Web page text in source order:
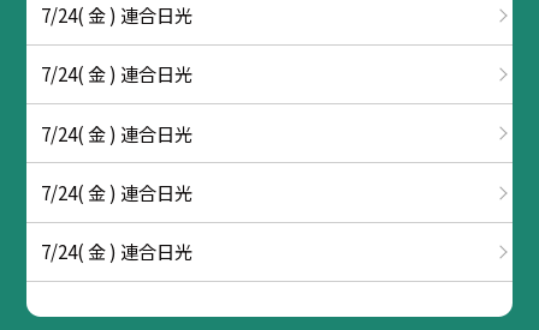
7/24( 金 ) 連合日光
7/24( 金 ) 連合日光
7/24( 金 ) 連合日光
7/24( 金 ) 連合日光
7/24( 金 ) 連合日光